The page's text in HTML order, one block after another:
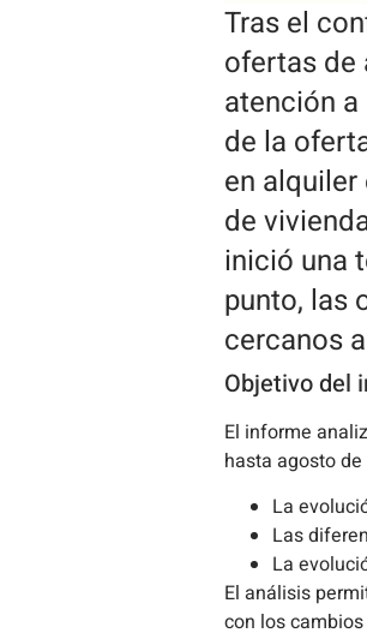
Tras el
ofertas de
atención
de la
en
de
inició una
punto, las
cercanos
Objetivo del
El informe
hasta agosto
La
Las
La
El análisis
con los